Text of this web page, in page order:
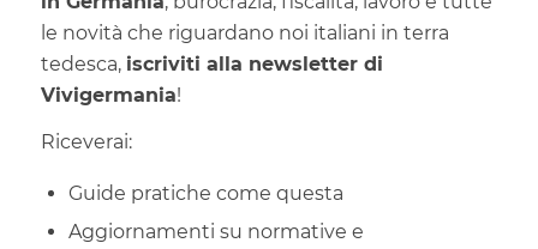
le novità che riguardano noi italiani in terra
tedesca, iscriviti alla newsletter di
Vivigermania!
Riceverai:
Guide pratiche come questa
Aggiornamenti su normative e